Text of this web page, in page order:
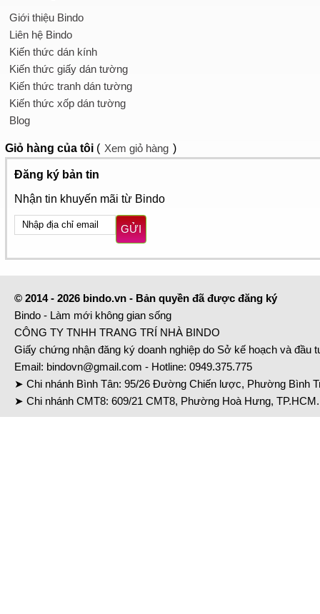
Giới thiệu Bindo
Liên hệ Bindo
Kiến thức dán kính
Kiến thức giấy dán tường
Kiến thức tranh dán tường
Kiến thức xốp dán tường
Blog
Giỏ hàng của tôi ( Xem giỏ hàng )
Đăng ký bản tin
Nhận tin khuyến mãi từ Bindo
GỬI
© 2014 - 2026 bindo.vn - Bản quyền đã được đăng ký
Bindo - Làm mới không gian sống
CÔNG TY TNHH TRANG TRÍ NHÀ BINDO
Giấy chứng nhận đăng ký doanh nghiệp do Sở kế hoạch và đầu
Email: bindovn@gmail.com - Hotline: 0949.375.775
➤ Chi nhánh Bình Tân: 95/26 Đường Chiến lược, Phường Bình
➤ Chi nhánh CMT8: 609/21 CMT8, Phường Hoà Hưng,